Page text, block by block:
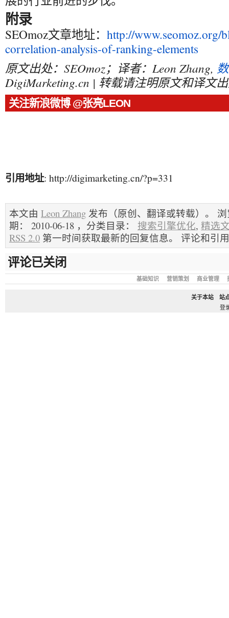
附录
SEOmoz文章地址： http://www.seomoz.org/
correlation-analysis-of-ranking-elements
原文出处：SEOmoz；译者：Leon Zhang,
DigiMarketing.cn | 转载请注明原文和译文
关注新浪微博 @张亮LEON
引用地址: http://digimarketing.cn/?p=331
本文由 Leon Zhang 发布（原创、翻译或转载）。
期： 2010-06-18 ，分类目录： 搜索引擎优化, 精选
RSS 2.0 第一时间获取最新的回复信息。 评论和引
评论已关闭
基础知识 营销策划 商业管理
关于本站
站
登